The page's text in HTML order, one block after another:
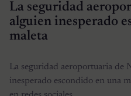
La seguridad
alguien inesperado
maleta
La seguridad aeroportuaria de
inesperado escondido en una